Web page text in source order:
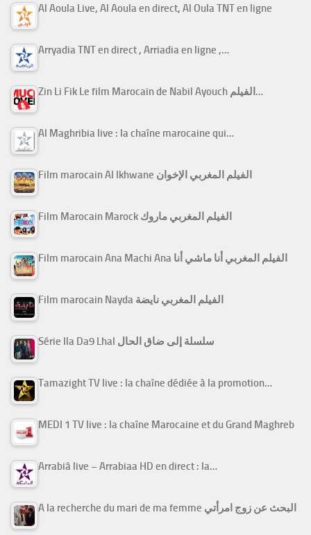
Al Aoula Live, Al Aoula en direct, Al Oula TNT en ligne
Arryadia TNT en direct , Arriadia en ligne ,…
Zin Li Fik Le film Marocain de Nabil Ayouch الفيلم…
Al Maghribia live : la chaîne marocaine qui…
Film marocain Al Ikhwane الفيلم المغربي الإخوان
Film Marocain Marock الفيلم المغربي ماروك
Film marocain Ana Machi Ana الفيلم المغربي أنا ماشي أنا
Film marocain Nayda الفيلم المغربي نايضة
Série Ila Da9 Lhal سلسلة إلى ضاق الحال
Tamazight TV live : la chaîne dédiée à la promotion…
MEDI 1 TV live : la chaîne Marocaine et du Grand Maghreb
Arrabiâ live – Arrabiaa HD en direct : la…
A la recherche du mari de ma femme البحث عن زوج امرأتي